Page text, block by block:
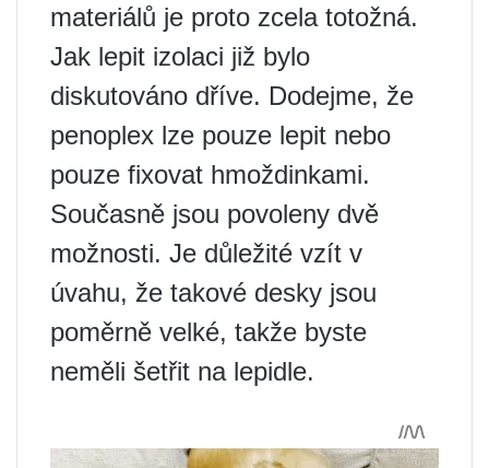
materiálů je proto zcela totožná.
Jak lepit izolaci již bylo
diskutováno dříve. Dodejme, že
penoplex lze pouze lepit nebo
pouze fixovat hmoždinkami.
Současně jsou povoleny dvě
možnosti. Je důležité vzít v
úvahu, že takové desky jsou
poměrně velké, takže byste
neměli šetřit na lepidle.